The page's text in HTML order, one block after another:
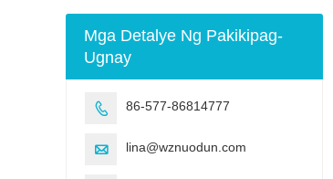
Mga Detalye Ng Pakikipag-
Ugnay
 86-577-86814777
 lina@wznuodun.com